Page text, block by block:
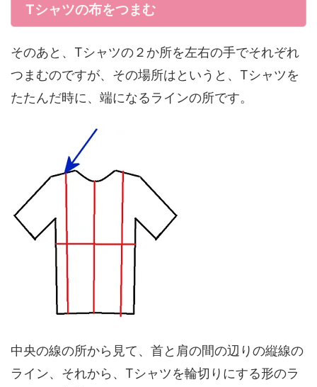
Tシャツの布をつまむ
そのあと、Tシャツの２か所を左右の手でそれぞれ
つまむのですが、その場所はというと、Tシャツを
たたんだ時に、端になるラインの所です。
中央の線の所から見て、首と肩の間の辺りの縦線の
ライン、それから、Tシャツを輪切りにする形のラ